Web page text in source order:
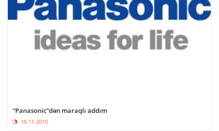
“Panasonic”dən maraqlı addım
10-11-2010